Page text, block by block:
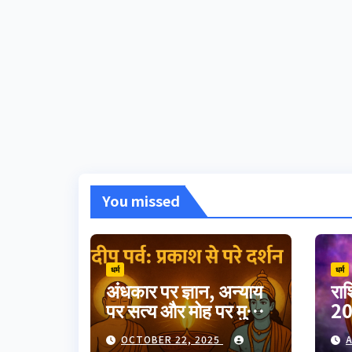
You missed
धर्म
अंधकार पर ज्ञान, अन्याय
पर सत्य और मोह पर मुक्ति
का उत्सव दीपावली।
OCTOBER 22, 2025
धर्म